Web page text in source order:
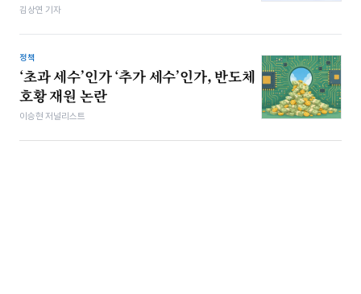
김상연 기자
정책
‘초과 세수’인가 ‘추가 세수’인가, 반도체
호황 재원 논란
이승현 저널리스트